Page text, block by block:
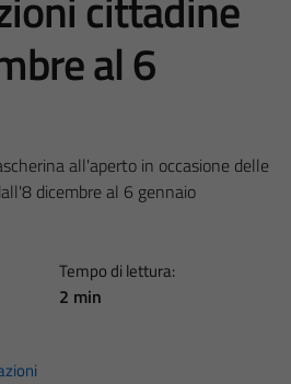
al 6
all'aperto in occasione delle
dicembre al 6 gennaio
Tempo di lettura:
2 min